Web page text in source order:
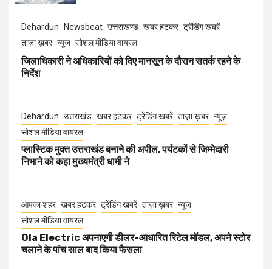
Dehardun Newsbeat उत्तराखण्ड खबर हटकर ट्रेंडिंग खबरें
ताज़ा ख़बर न्यूज़ सोशल मीडिया वायरल
जिलाधिकारी ने अधिकारियों को दिए मानसून के दौरान सतर्क रहने के
निर्देश
Dehardun उत्तराखंड खबर हटकर ट्रेंडिंग खबरें ताज़ा ख़बर न्यूज़
सोशल मीडिया वायरल
प्लास्टिक मुक्त उत्तराखंड बनाने की अपील, पर्यटकों से जिम्मेदारी
निभाने को कहा मुख्यमंत्री धामी ने
आपका शहर खबर हटकर ट्रेंडिंग खबरें ताज़ा ख़बर न्यूज़
सोशल मीडिया वायरल
Ola Electric अपनाएगी डीलर-आधारित रिटेल मॉडल, अपने स्टोर
चलाने के पांच साल बाद किया फैसला